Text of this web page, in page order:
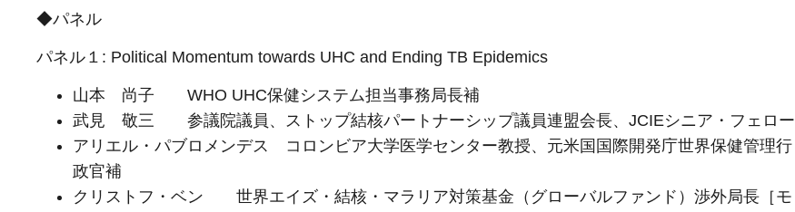
◆パネル
パネル１: Political Momentum towards UHC and Ending TB Epidemics
山本 尚子 WHO UHC保健システム担当事務局長補
武見 敬三 参議院議員、ストップ結核パートナーシップ議員連盟会長、JCIEシニア・フェロー
アリエル・パブロメンデス コロンビア大学医学センター教授、元米国国際開発庁世界保健管理行
政官補
クリストフ・ベン 世界エイズ・結核・マラリア対策基金（グローバルファンド）渉外局長［モ